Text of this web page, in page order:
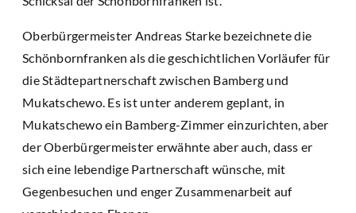
Oberbürgermeister Andreas Starke bezeichnete die
Schönbornfranken als die geschichtlichen Vorläufer für
die Städtepartnerschaft zwischen Bamberg und
Mukatschewo. Es ist unter anderem geplant, in
Mukatschewo ein Bamberg-Zimmer einzurichten, aber
der Oberbürgermeister erwähnte aber auch, dass er
sich eine lebendige Partnerschaft wünsche, mit
Gegenbesuchen und enger Zusammenarbeit auf